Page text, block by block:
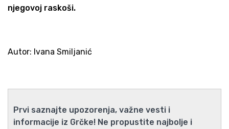
njegovoj raskoši.
Autor: Ivana Smiljanić
Prvi saznajte upozorenja, važne vesti i
informacije iz Grčke! Ne propustite najbolje i